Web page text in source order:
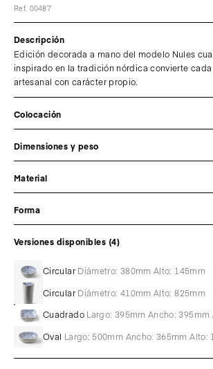
Ref. 00487
Descripción
Edición decorada a mano del modelo Nules
inspirado en la tradición nórdica convierte
artesanal con carácter propio.
Colocación
Dimensiones y peso
Material
Forma
Versiones disponibles (4)
Circular Diámetro: 380mm Alto: 145mm
Circular Diámetro: 410mm Alto: 825mm
Cuadrado Largo: 395mm Ancho: 395mm
Oval Largo: 500mm Ancho: 365mm Alto: